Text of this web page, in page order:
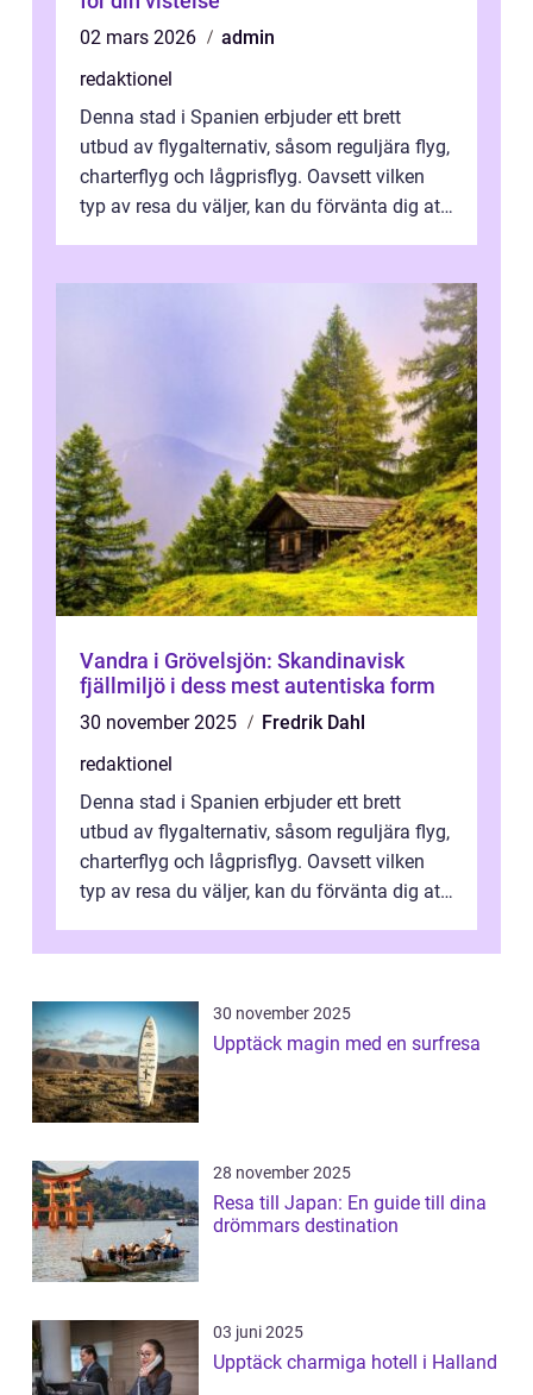
02 mars 2026
admin
redaktionel
Denna stad i Spanien erbjuder ett brett
utbud av flygalternativ, såsom reguljära flyg,
charterflyg och lågprisflyg. Oavsett vilken
typ av resa du väljer, kan du förvänta dig att
Vandra i Grövelsjön: Skandinavisk
fjällmiljö i dess mest autentiska form
30 november 2025
Fredrik Dahl
redaktionel
Denna stad i Spanien erbjuder ett brett
utbud av flygalternativ, såsom reguljära flyg,
charterflyg och lågprisflyg. Oavsett vilken
typ av resa du väljer, kan du förvänta dig att
30 november 2025
Upptäck magin med en surfresa
28 november 2025
Resa till Japan: En guide till dina
drömmars destination
03 juni 2025
Upptäck charmiga hotell i Halland